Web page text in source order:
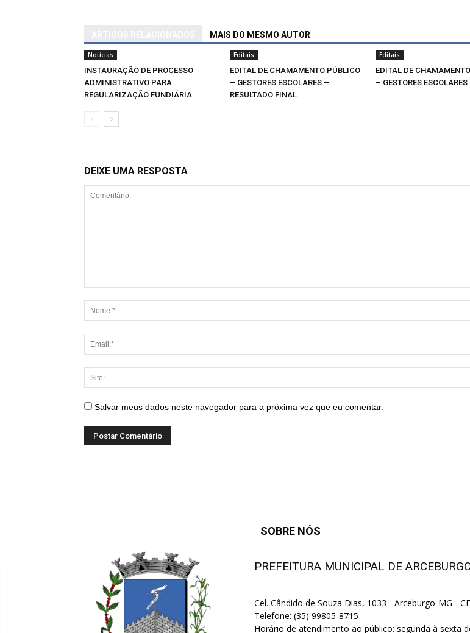
MAIS DO MESMO AUTOR
Notícias
INSTAURAÇÃO DE PROCESSO
ADMINISTRATIVO PARA
REGULARIZAÇÃO FUNDIÁRIA
Editais
EDITAL DE CHAMAMENTO PÚBLICO
– GESTORES ESCOLARES –
RESULTADO FINAL
Editais
EDITAL DE
– GESTORES ESCOLARES
DEIXE UMA RESPOSTA
Salvar meus dados neste navegador para a próxima vez que eu comentar.
SOBRE NÓS
PREFEITURA MUNICIPAL DE
Cel. Cândido de Souza Dias, 1033 - Arceburgo-MG -
Telefone: (35) 99805-8715
Horário de atendimento ao público: segunda à sexta